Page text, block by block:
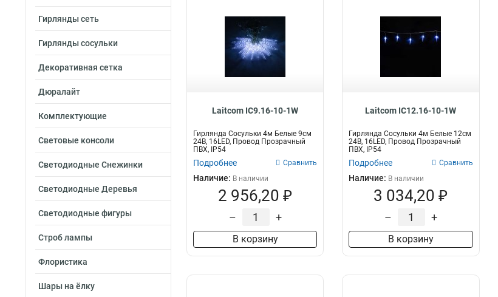
Гирлянды сеть
Гирлянды сосульки
Декоративная сетка
Дюралайт
Комплектующие
Световые консоли
Светодиодные Снежинки
Светодиодные Деревья
Светодиодные фигуры
Строб лампы
Флористика
Шары на ёлку
Laitcom IC9.16-10-1W
Гирлянда Сосульки 4м Белые 9см
24В, 16LED, Провод Прозрачный
ПВХ, IP54
Подробнее Сравнить
Наличие: В наличии
2 956,20 ₽
– +
В корзину
Laitcom IC12.16-10-1W
Гирлянда Сосульки 4м Белые 12см
24В, 16LED, Провод Прозрачный
ПВХ, IP54
Подробнее Сравнить
Наличие: В наличии
3 034,20 ₽
– +
В корзину